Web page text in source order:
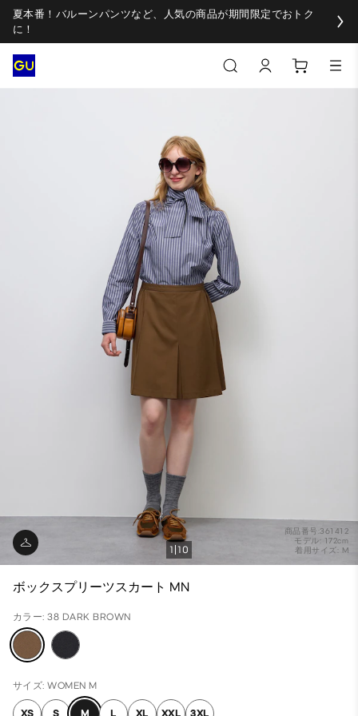
夏本番！バルーンパンツなど、人気の商品が期間限定でおトク
に！
商品番号:361412
モデル: 172cm
着用サイズ: M
1 10
ボックスプリーツスカート MN
カラー: 38 DARK BROWN
サイズ: WOMEN M